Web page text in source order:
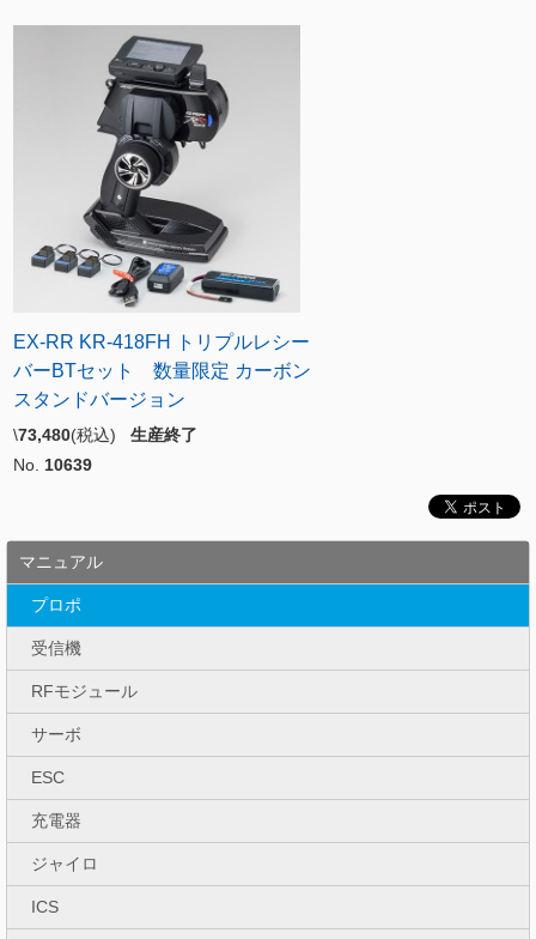
EX-RR KR-418FH トリプルレシー
バーBTセット 数量限定 カーボン
スタンドバージョン
\73,480(税込) 生産終了
No. 10639
マニュアル
プロポ
受信機
RFモジュール
サーボ
ESC
充電器
ジャイロ
ICS